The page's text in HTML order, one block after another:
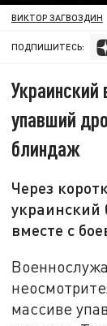
ВИКТОР ЗАГВОЗДИН
ПОДПИШИТЕСЬ:
упавший
блиндаж
Через
украинский
вместе с
массиве